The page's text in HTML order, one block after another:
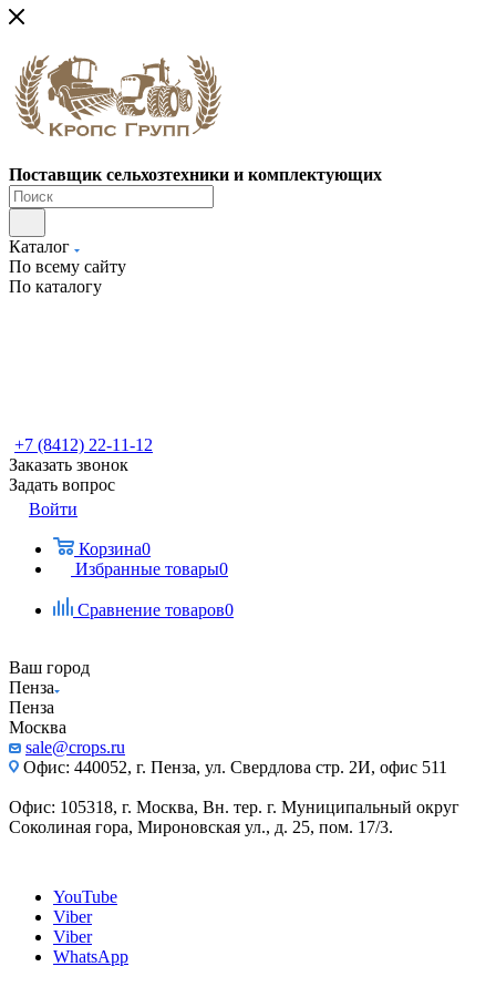
Поставщик сельхозтехники и комплектующих
Каталог
По всему сайту
По каталогу
+7 (8412) 22-11-12
Заказать звонок
Задать вопрос
Войти
Корзина0
Избранные товары0
Сравнение товаров0
Ваш город
Пенза
Пенза
Москва
sale@crops.ru
Офис: 440052, г. Пенза, ул. Свердлова стр. 2И, офис 511
Офис: 105318, г. Москва, Вн. тер. г. Муниципальный округ
Соколиная гора, Мироновская ул., д. 25, пом. 17/3.
YouTube
Viber
Viber
WhatsApp